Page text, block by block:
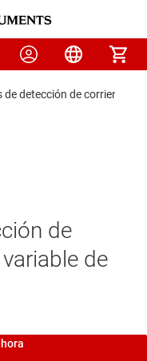
detección de corriente
de
de